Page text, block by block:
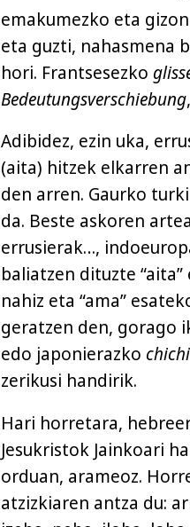
emakumezko eta
eta guzti, nahasmena
hori. Frantsesezko
Bedeutungsverschiebung
Adibidez, ezin uka,
(aita) hitzek elkarren
den arren. Gaurko
da. Beste askoren
errusierak…,
baliatzen dituzte
nahiz eta “ama”
geratzen den, gorago
edo japonierazko chichi
zerikusi handirik.
Hari horretara,
Jesukristok Jainkoari
orduan, arameoz.
atzizkiaren antza du: